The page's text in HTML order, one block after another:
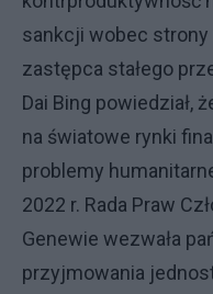
sankcji wobec
zastępca stałego
Dai Bing powiedział,
na światowe rynki
problemy
2022 r. Rada Praw
Genewie wezwała
przyjmowania